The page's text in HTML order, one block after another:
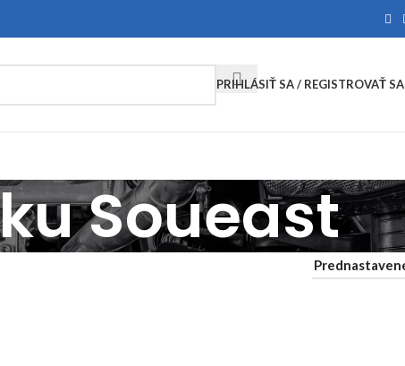
PRIHLÁSIŤ SA / REGISTROVAŤ SA
Soueast